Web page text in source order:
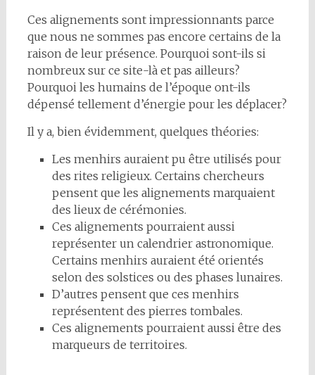
Ces alignements sont impressionnants parce
que nous ne sommes pas encore certains de la
raison de leur présence. Pourquoi sont-ils si
nombreux sur ce site-là et pas ailleurs?
Pourquoi les humains de l’époque ont-ils
dépensé tellement d’énergie pour les déplacer?
Il y a, bien évidemment, quelques théories:
Les menhirs auraient pu être utilisés pour
des rites religieux. Certains chercheurs
pensent que les alignements marquaient
des lieux de cérémonies.
Ces alignements pourraient aussi
représenter un calendrier astronomique.
Certains menhirs auraient été orientés
selon des solstices ou des phases lunaires.
D’autres pensent que ces menhirs
représentent des pierres tombales.
Ces alignements pourraient aussi être des
marqueurs de territoires.